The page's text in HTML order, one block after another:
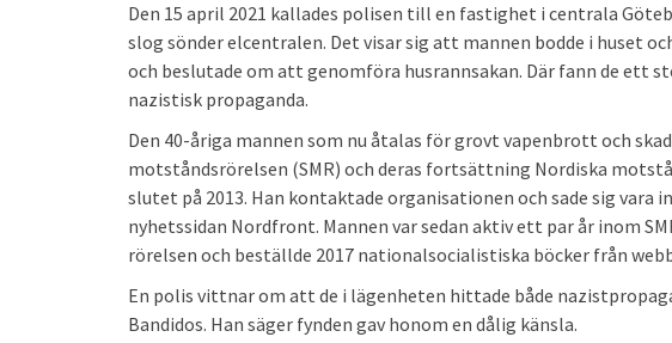
Den 15 april 2021 kallades polisen till en fastighet i centrala
slog sönder elcentralen. Det visar sig att mannen bodde i huset
och beslutade om att genomföra husrannsakan. Där fann de ett
nazistisk propaganda.
Den 40-åriga mannen som nu åtalas för grovt vapenbrott och
motståndsrörelsen (SMR) och deras fortsättning Nordiska
slutet på 2013. Han kontaktade organisationen och sade sig
nyhetssidan Nordfront. Mannen var sedan aktiv ett par år inom
rörelsen och beställde 2017 nationalsocialistiska böcker från
En polis vittnar om att de i lägenheten hittade både
Bandidos. Han säger fynden gav honom en dålig känsla.